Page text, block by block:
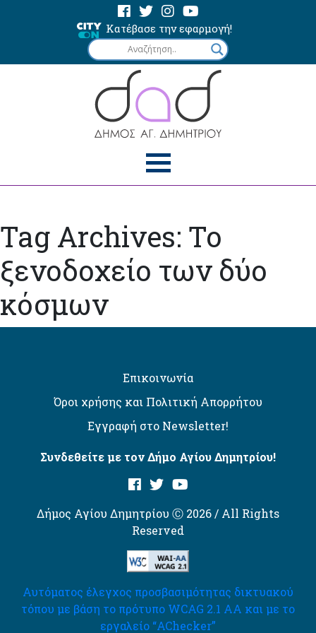
Κατέβασε την εφαρμογή!
Tag Archives: Το
ξενοδοχείο των δύο
κόσμων
Επικοινωνία
Όροι χρήσης και Πολιτική Απορρήτου
Εγγραφή στο Newsletter!
Συνδεθείτε με τον Δήμο Αγίου Δημητρίου!
Δήμος Αγίου Δημητρίου Ⓒ 2026 / All Rights
Reserved
Αυτόματος έλεγχος προσβασιμότητας δικτυακού
τόπου με βάση το πρότυπο WCAG 2.1 AA και με το
εργαλείο “AChecker”